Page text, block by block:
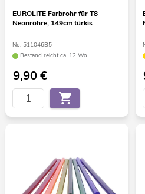
EUROLITE Farbrohr für T8
Neonröhre, 149cm türkis
No. 511046B5
Bestand reicht ca. 12 Wo.
9,90€